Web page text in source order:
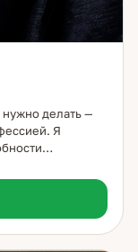
нужно делать —
Я
видела скрытые
в
Как
ментальные